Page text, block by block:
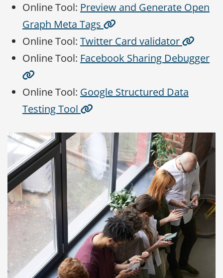
Online Tool: Preview and Generate Open
Graph Meta Tags
Online Tool: Twitter Card validator
Online Tool: Facebook Sharing Debugger
Online Tool: Google Structured Data
Testing Tool